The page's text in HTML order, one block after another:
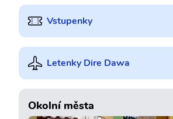
Vstupenky
Letenky Dire Dawa
Okolní města